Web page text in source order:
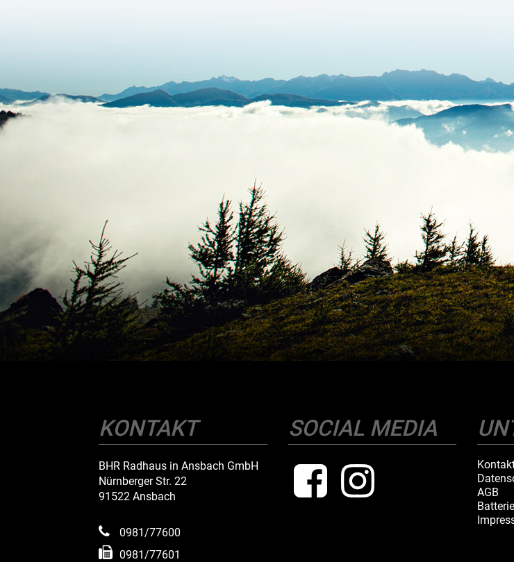
KONTAKT
BHR Radhaus in Ansbach GmbH
Nürnberger Str. 22
91522 Ansbach
0981/77600
0981/77601
SOCIAL MEDIA
AGB